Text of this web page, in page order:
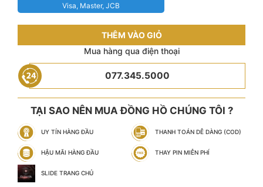
Visa, Master, JCB
THÊM VÀO GIỎ
Mua hàng qua điện thoại
077.345.5000
TẠI SAO NÊN MUA ĐỒNG HỒ CHÚNG TÔI ?
UY TÍN HÀNG ĐẦU THANH TOÁN DỄ DÀNG (COD)
HẬU MÃI HÀNG ĐẦU THAY PIN MIỄN PHÍ
SLIDE TRANG CHỦ